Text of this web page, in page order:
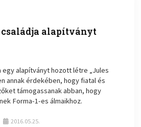
alapítványt
egy alapítványt hozott létre „Jules
annak érdekében, hogy fiatal és
támogassanak abban, hogy
Forma-1-es álmaikhoz.
2016.05.25.